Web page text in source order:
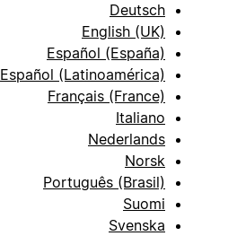
Deutsch
English (UK)
Español (España)
Español (Latinoamérica)
Français (France)
Italiano
Nederlands
Norsk
Português (Brasil)
Suomi
Svenska